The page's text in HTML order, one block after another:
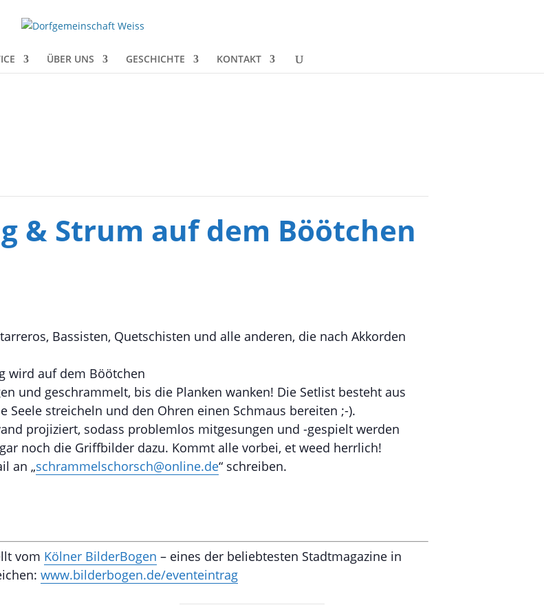
ÜBER UNS GESCHICHTE KONTAKT
& Strum auf dem Böötchen
Bassisten, Quetschisten und alle anderen, die nach Akkorden
wird auf dem Böötchen
und geschrammelt, bis die Planken wanken! Die Setlist besteht aus
Seele streicheln und den Ohren einen Schmaus bereiten ;-).
projiziert, sodass problemlos mitgesungen und -gespielt werden
noch die Griffbilder dazu. Kommt alle vorbei, et weed herrlich!
an „schrammelschorsch@online.de“ schreiben.
vom Kölner BilderBogen – eines der beliebtesten Stadtmagazine in
www.bilderbogen.de/eventeintrag